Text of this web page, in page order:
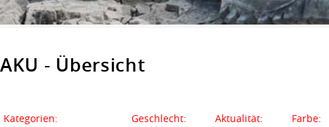
AKU - Übersicht
Kategorien:
Geschlecht:
Aktualität:
Farbe: